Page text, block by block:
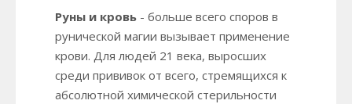
Руны и кровь - больше всего споров в
рунической магии вызывает применение
крови. Для людей 21 века, выросших
среди прививок от всего, стремящихся к
абсолютной химической стерильности